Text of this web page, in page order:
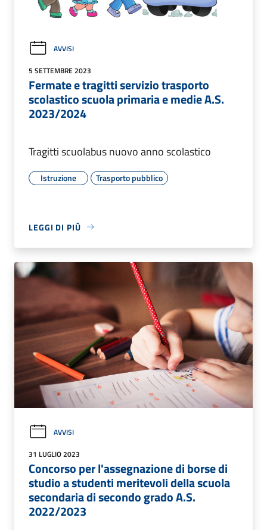
AVVISI
5 SETTEMBRE 2023
Fermate e tragitti servizio trasporto
scolastico scuola primaria e medie A.S.
2023/2024
Tragitti scuolabus nuovo anno scolastico
Istruzione Trasporto pubblico
LEGGI DI PIÙ
AVVISI
31 LUGLIO 2023
Concorso per l'assegnazione di borse di
studio a studenti meritevoli della scuola
secondaria di secondo grado A.S.
2022/2023